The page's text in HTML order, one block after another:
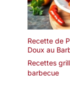
Recette de
Doux au
Recettes
barbecue